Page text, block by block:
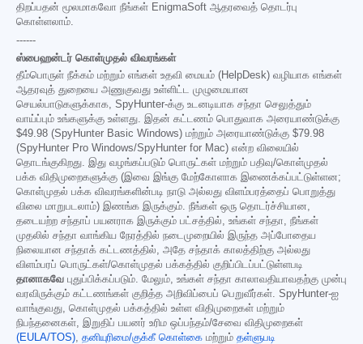
திறப்பதன் மூலமாகவோ நீங்கள் EnigmaSoft ஆதரவைத் தொடர்பு
கொள்ளலாம்.
------
ஸ்பைஹன்டர் கொள்முதல் விவரங்கள்
தீம்பொருள் நீக்கம் மற்றும் எங்கள் உதவி மையம் (HelpDesk) வழியாக எங்கள்
ஆதரவுத் துறையை அணுகுவது உள்ளிட்ட முழுமையான
செயல்பாடுகளுக்காக, SpyHunter-க்கு உடனடியாக சந்தா செலுத்தும்
வாய்ப்பும் உங்களுக்கு உள்ளது. இதன் கட்டணம் பொதுவாக அரையாண்டுக்கு
$49.98 (SpyHunter Basic Windows) மற்றும் அரையாண்டுக்கு $79.98
(SpyHunter Pro Windows/SpyHunter for Mac) என்ற விலையில்
தொடங்குகிறது. இது வழங்கப்படும் பொருட்கள் மற்றும் பதிவு/கொள்முதல்
பக்க விதிமுறைகளுக்கு (இவை இங்கு மேற்கோளாக இணைக்கப்பட்டுள்ளன;
கொள்முதல் பக்க விவரங்களின்படி நாடு அல்லது விளம்பரத்தைப் பொறுத்து
விலை மாறுபடலாம்) இணங்க இருக்கும். நீங்கள் ஒரு தொடர்ச்சியான,
தடையற்ற சந்தாப் பயனராக இருக்கும் பட்சத்தில், உங்கள் சந்தா, நீங்கள்
முதலில் சந்தா வாங்கிய நேரத்தில் நடைமுறையில் இருந்த அப்போதைய
நிலையான சந்தாக் கட்டணத்தில், அதே சந்தாக் காலத்திற்கு அல்லது
விளம்பரப் பொருட்கள்/கொள்முதல் பக்கத்தில் குறிப்பிடப்பட்டுள்ளபடி
தானாகவே புதுப்பிக்கப்படும். மேலும், உங்கள் சந்தா காலாவதியாவதற்கு முன்பு
வரவிருக்கும் கட்டணங்கள் குறித்த அறிவிப்பைப் பெறுவீர்கள். SpyHunter-ஐ
வாங்குவது, கொள்முதல் பக்கத்தில் உள்ள விதிமுறைகள் மற்றும்
நிபந்தனைகள், இறுதிப் பயனர் உரிம ஒப்பந்தம்/சேவை விதிமுறைகள்
(EULA/TOS), தனியுரிமை/குக்கீ கொள்கை மற்றும் தள்ளுபடி